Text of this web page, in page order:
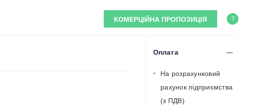
КОМЕРЦІЙНА ПРОПОЗИЦІЯ ?
Оплата
На розрахунковий
рахунок підприємства
(з ПДВ)